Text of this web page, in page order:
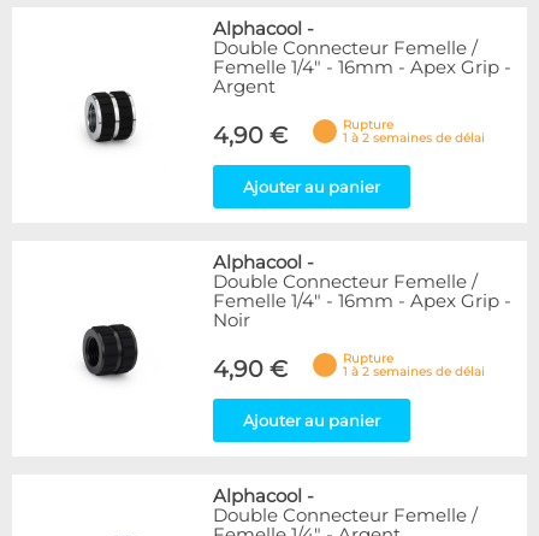
Alphacool -
Double Connecteur Femelle /
Femelle 1/4" - 16mm - Apex Grip -
Argent
4,90 €
Rupture
1 à 2 semaines de délai
Ajouter au panier
Alphacool -
Double Connecteur Femelle /
Femelle 1/4" - 16mm - Apex Grip -
Noir
4,90 €
Rupture
1 à 2 semaines de délai
Ajouter au panier
Alphacool -
Double Connecteur Femelle /